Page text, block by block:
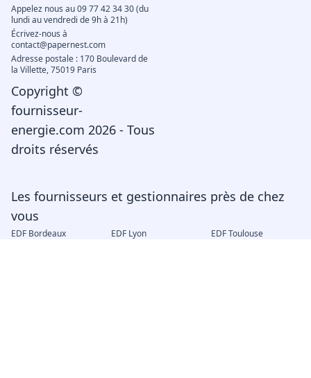
Les fournisseurs et gestionnaires près de chez
vous
EDF Bordeaux EDF Lyon
EDF Toulouse
Appelez nous au 09 77 42 34 30 (du
lundi au vendredi de 9h à 21h)
Écrivez-nous à
contact@papernest.com
Adresse postale : 170 Boulevard de
la Villette, 75019 Paris
Copyright ©
fournisseur-
energie.com 2026 - Tous
droits réservés